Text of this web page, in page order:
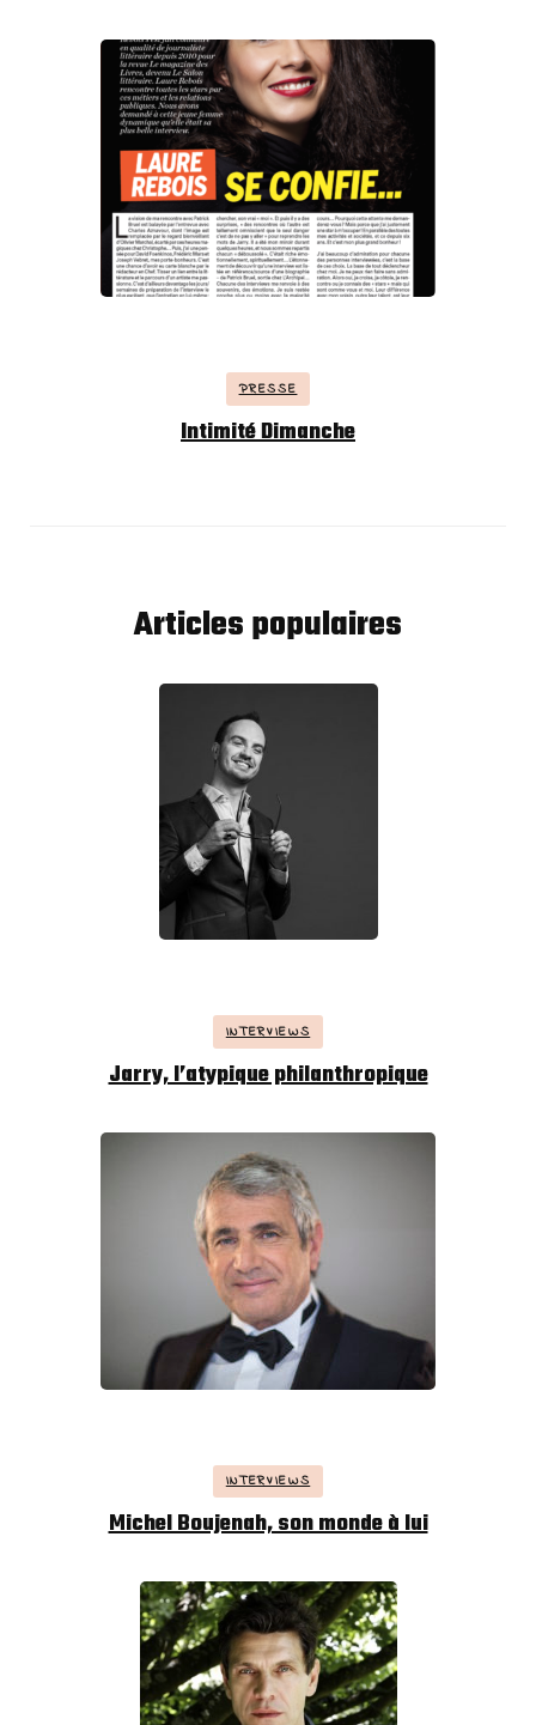
PRESSE
Intimité Dimanche
Articles populaires
INTERVIEWS
Jarry, l’atypique philanthropique
INTERVIEWS
Michel Boujenah, son monde à lui